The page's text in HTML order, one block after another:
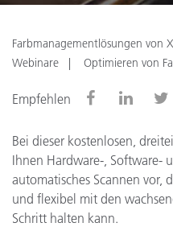
Farbmanagementlösungen von
Webinare
Optimieren von
Empfehlen
Bei dieser kostenlosen,
Ihnen Hardware-, Software-
automatisches Scannen vor,
und flexibel mit den
Schritt halten kann.